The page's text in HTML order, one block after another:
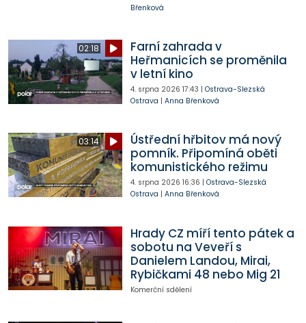
Břenková
02:18
Farní zahrada v
Heřmanicích se proměnila
v letní kino
4. srpna 2026 17:43 | Ostrava-Slezská
Ostrava | Anna Břenková
03:14
Ústřední hřbitov má nový
pomník. Připomíná oběti
komunistického režimu
4. srpna 2026 16:36 | Ostrava-Slezská
Ostrava | Anna Břenková
Hrady CZ míří tento pátek a
sobotu na Veveří s
Danielem Landou, Mirai,
Rybičkami 48 nebo Mig 21
Komerční sdělení